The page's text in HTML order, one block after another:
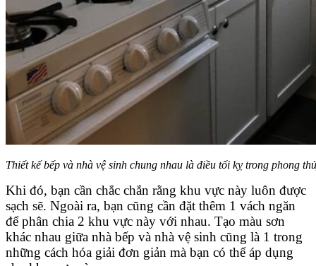
Thiết kế bếp và nhà vệ sinh chung nhau là điều tối kỵ trong phong
Khi đó, bạn cần chắc chắn rằng khu vực này luôn được
sạch sẽ. Ngoài ra, bạn cũng cần đặt thêm 1 vách ngăn
để phân chia 2 khu vực này với nhau. Tạo màu sơn
khác nhau giữa nhà bếp và nhà vệ sinh cũng là 1 trong
những cách hóa giải đơn giản mà bạn có thể áp dụng